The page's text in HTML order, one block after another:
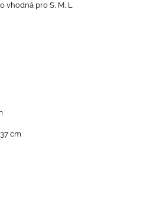
vhodná pro S, M, L
cm